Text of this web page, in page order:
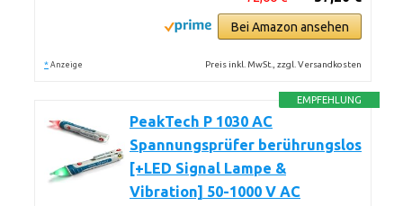
Bei Amazon ansehen
* Anzeige Preis inkl. MwSt., zzgl. Versandkosten
EMPFEHLUNG
PeakTech P 1030 AC
Spannungsprüfer berührungslos
[+LED Signal Lampe &
Vibration] 50-1000 V AC